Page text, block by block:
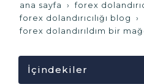
ana sayfa
forex
forex dolandırıcılığı blog
forex dolandırıldım bir
İçindekiler